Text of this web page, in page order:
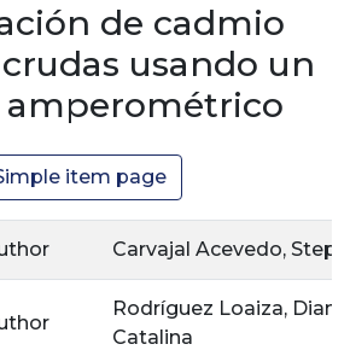
de cadmio
usando un
amperométrico
item page
Carvajal Acevedo,
Rodríguez Loaiza, Diana
Catalina